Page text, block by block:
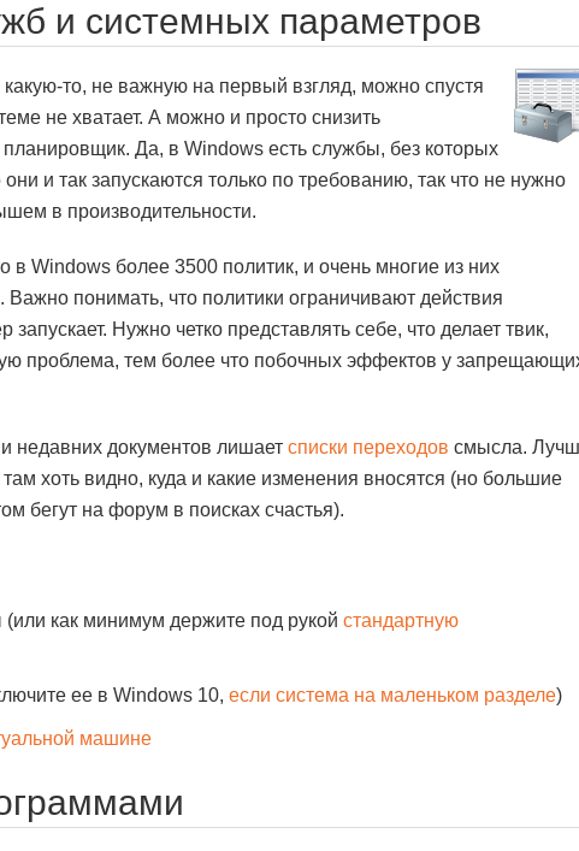
и системных параметров
то, не важную на первый взгляд, можно спустя
не хватает. А можно и просто снизить
Да, в Windows есть службы, без которых
и так запускаются только по требованию, так что не нужно
в производительности.
в Windows более 3500 политик, и очень многие из них
понимать, что политики ограничивают действия
запускает. Нужно четко представлять себе, что делает твик,
проблема, тем более что побочных эффектов у
недавних документов лишает списки переходов смысла.
там хоть видно, куда и какие изменения вносятся (но большие
бегут на форум в поисках счастья).
как минимум держите под рукой стандартную
ее в Windows 10, если система на маленьком разделе)
машине